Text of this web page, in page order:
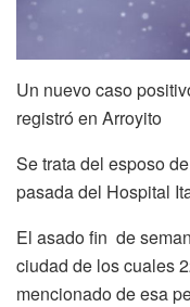
Un nuevo caso
registró en Arroyito
Se trata del esposo
pasada del Hospital
El asado fin de
ciudad de los cuales
mencionado de esa